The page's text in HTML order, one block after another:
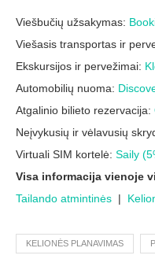
Viešbučių užsakymas:
Viešasis transportas ir
Ekskursijos ir pervežimai:
Automobilių nuoma:
Atgalinio bilieto rezervacija:
Neįvykusių ir vėlavusių
Virtuali SIM kortelė: Saily
Visa informacija vienoje
Tailando atmintinės |
KELIONĖS PLANAVIMAS